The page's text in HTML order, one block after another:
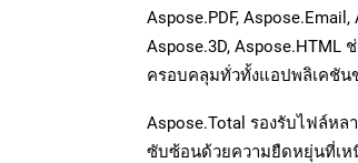
Aspose.PDF,
Aspose.3D,
ครอบคลุมทั่วทั้งแอปพลิเคชั
Aspose.Total รองรับไฟล์ห
ซับซ้อนด้วยความยืดหยุ่นที่เห